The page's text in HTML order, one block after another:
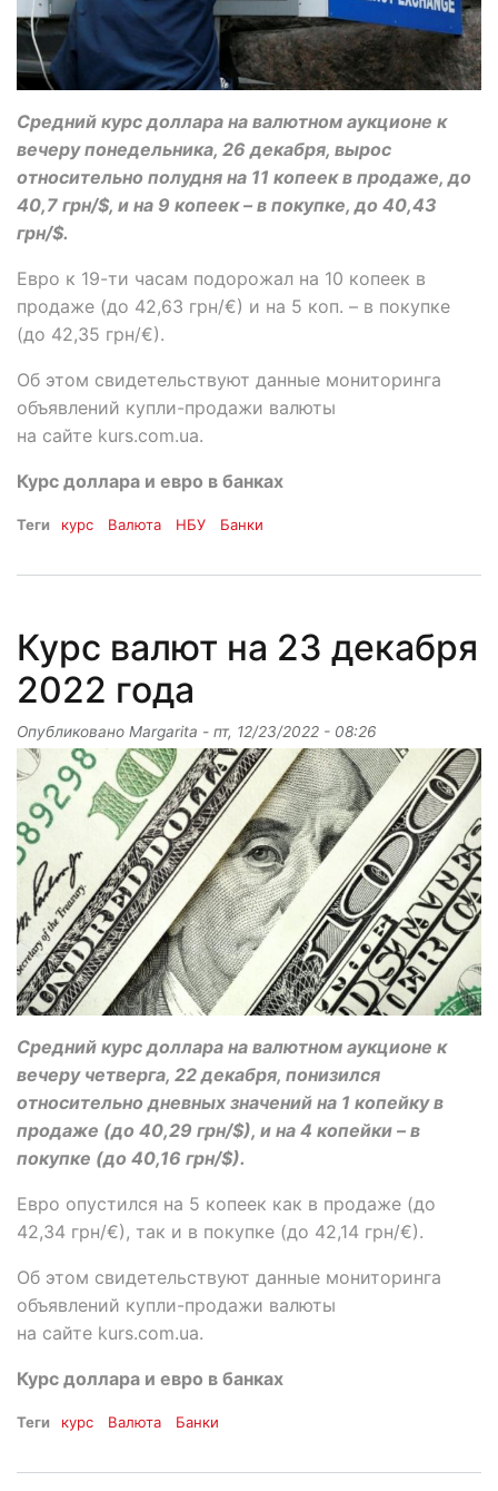
Средний курс доллара на валютном аукционе к
вечеру понедельника, 26 декабря, вырос
относительно полудня на 11 копеек в продаже, до
40,7 грн/$, и на 9 копеек – в покупке, до 40,43
грн/$.
Евро к 19-ти часам подорожал на 10 копеек в
продаже (до 42,63 грн/€) и на 5 коп. – в покупке
(до 42,35 грн/€).
Об этом свидетельствуют данные мониторинга
объявлений купли-продажи валюты
на сайте kurs.com.ua.
Курс доллара и евро в банках
Теги курс Валюта НБУ Банки
Курс валют на 23 декабря
2022 года
Опубликовано Margarita - пт, 12/23/2022 - 08:26
Средний курс доллара на валютном аукционе к
вечеру четверга, 22 декабря, понизился
относительно дневных значений на 1 копейку в
продаже (до 40,29 грн/$), и на 4 копейки – в
покупке (до 40,16 грн/$).
Евро опустился на 5 копеек как в продаже (до
42,34 грн/€), так и в покупке (до 42,14 грн/€).
Об этом свидетельствуют данные мониторинга
объявлений купли-продажи валюты
на сайте kurs.com.ua.
Курс доллара и евро в банках
Теги курс Валюта Банки